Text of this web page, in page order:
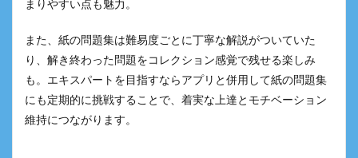
まりやすい点も魅力。
また、紙の問題集は難易度ごとに丁寧な解説がついていた
り、解き終わった問題をコレクション感覚で残せる楽しみ
も。エキスパートを目指すならアプリと併用して紙の問題集
にも定期的に挑戦することで、着実な上達とモチベーション
維持につながります。